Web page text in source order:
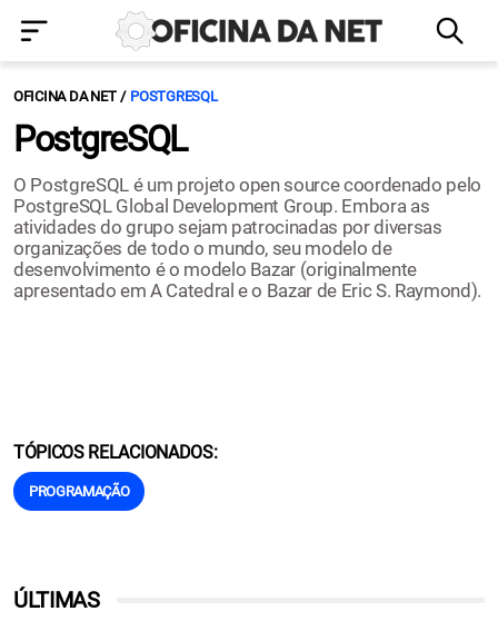
OFICINA DA NET POSTGRESQL
PostgreSQL
O PostgreSQL é um projeto open source coordenado pelo
PostgreSQL Global Development Group. Embora as
atividades do grupo sejam patrocinadas por diversas
organizações de todo o mundo, seu modelo de
desenvolvimento é o modelo Bazar (originalmente
apresentado em A Catedral e o Bazar de Eric S. Raymond).
TÓPICOS RELACIONADOS:
PROGRAMAÇÃO
ÚLTIMAS